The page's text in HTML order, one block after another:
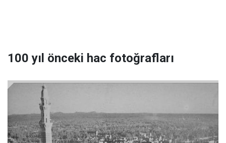
100 yıl önceki hac fotoğrafları